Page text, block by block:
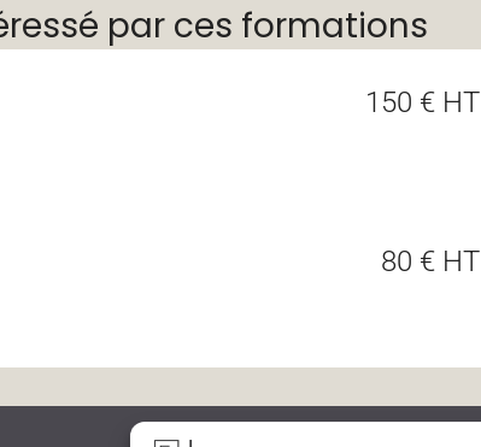
par ces formations
150 € HT
80 € HT